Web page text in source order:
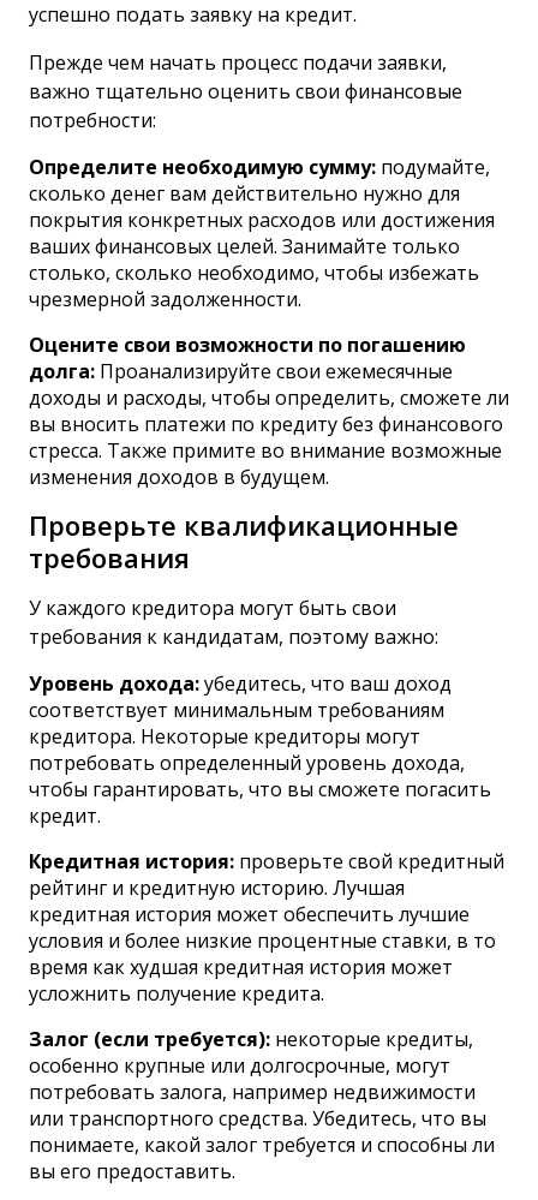
успешно подать заявку на кредит.
Прежде чем начать процесс подачи заявки,
важно тщательно оценить свои финансовые
потребности:
Определите необходимую сумму: подумайте,
сколько денег вам действительно нужно для
покрытия конкретных расходов или достижения
ваших финансовых целей. Занимайте только
столько, сколько необходимо, чтобы избежать
чрезмерной задолженности.
Оцените свои возможности по погашению
долга: Проанализируйте свои ежемесячные
доходы и расходы, чтобы определить, сможете ли
вы вносить платежи по кредиту без финансового
стресса. Также примите во внимание возможные
изменения доходов в будущем.
Проверьте квалификационные
требования
У каждого кредитора могут быть свои
требования к кандидатам, поэтому важно:
Уровень дохода:убедитесь, что ваш доход
соответствует минимальным требованиям
кредитора. Некоторые кредиторы могут
потребовать определенный уровень дохода,
чтобы гарантировать, что вы сможете погасить
кредит.
Кредитная история: проверьте свой кредитный
рейтинг и кредитную историю. Лучшая
кредитная история может обеспечить лучшие
условия и более низкие процентные ставки, в то
время как худшая кредитная история может
усложнить получение кредита.
Залог (если требуется): некоторые кредиты,
особенно крупные или долгосрочные, могут
потребовать залога, например недвижимости
или транспортного средства. Убедитесь, что вы
понимаете, какой залог требуется и способны ли
вы его предоставить.